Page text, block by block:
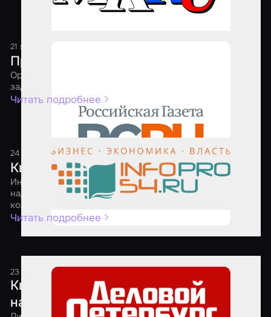
21 января 2021
Приключения квеструмов
Организаторам игр пришлось самим решать сложные
задачи, чтобы выжить в 2020 году
Читать подробнее
24 апреля 2020 1 минута
Квест-мейкеры ищут выход
Индустрия квестов вошла в режим самоконсервации. И
надеется выйти из него к осени – оздоровленной и без
коллег-маргиналов
Читать подробнее
23 апреля 2020
Квест на выбывание: игровые комнаты
начали уходить с рынка развлечений